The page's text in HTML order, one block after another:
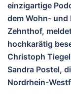
einzigartige
dem Wohn- und
Zehnthof,
hochkarätig
Christoph
Sandra Postel,
Nordrhein-